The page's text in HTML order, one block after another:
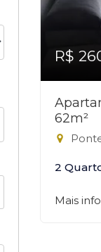
R$
62m²
2
Mais